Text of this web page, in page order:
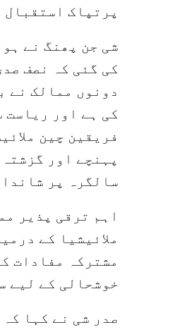
پرتپاک استقبال
شی جن پھنگ نے
کی گئی کہ نصف
دونوں ممالک نے
فریقین چین
سالگرہ پر
اہم ترقی پذیر
ملائیشیا کے
مشترکہ مفادات
خوشحالی کے لیے
صدر شی نے کہا